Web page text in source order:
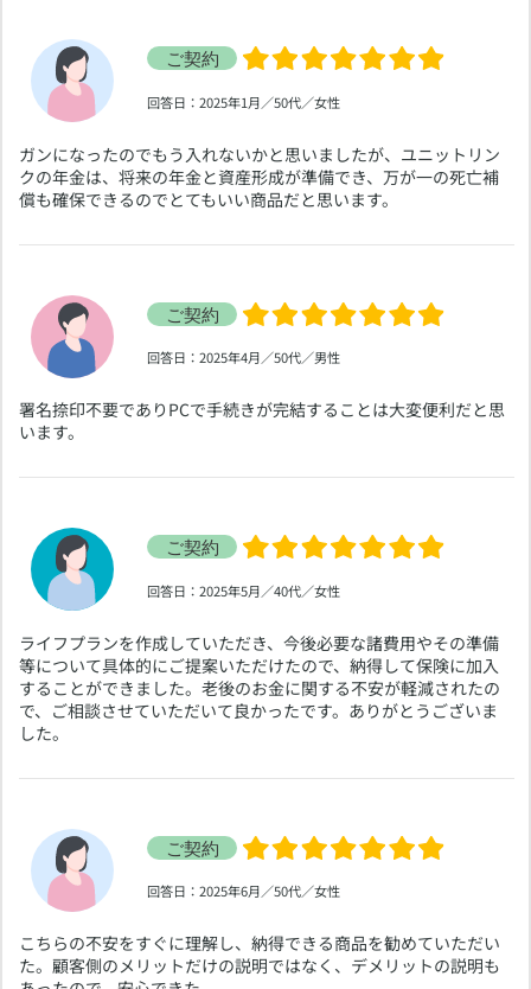
​回答日：2025年1月／50代／女性
​ガンになったのでもう入れないかと思いましたが、ユニットリン
クの年金は、将来の年金と資産形成が準備でき、万が一の死亡補
償も確保できるのでとてもいい商品だと思います。
​回答日：2025年4月／50代／男性
​署名捺印不要でありPCで手続きが完結することは大変便利だと思
います。
​回答日：2025年5月／40代／女性
​ライフプランを作成していただき、今後必要な諸費用やその準備
等について具体的にご提案いただけたので、納得して保険に加入
することができました。老後のお金に関する不安が軽減されたの
で、ご相談させていただいて良かったです。ありがとうございま
した。
​回答日：2025年6月／50代／女性
​こちらの不安をすぐに理解し、納得できる商品を勧めていただい
た。顧客側のメリットだけの説明ではなく、デメリットの説明も